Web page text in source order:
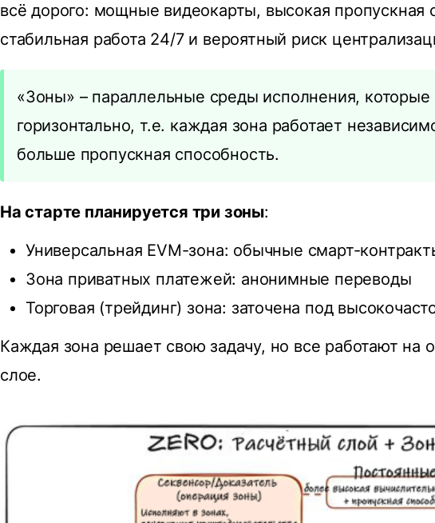
всё дорого: мощные видеокарты, высокая пропускная
стабильная работа 24/7 и вероятный риск
«Зоны» – параллельные среды исполнения,
горизонтально, т.е. каждая зона работает
больше пропускная способность.
На старте планируется три зоны:
Универсальная EVM-зона: обычные смарт-
Зона приватных платежей: анонимные переводы
Торговая (трейдинг) зона: заточена под
Каждая зона решает свою задачу, но все работают на
слое.